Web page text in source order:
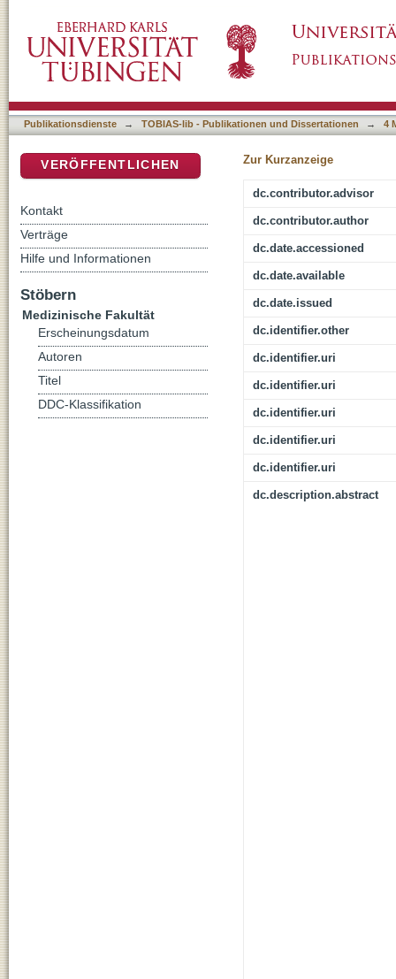
Außenmembran von Pseudomonas
Publikationsdienste → TOBIAS-lib - Publikationen und Dissertationen → 4
Zur Kurzanzeige
dc.contributor.advisor
dc.contributor.author
dc.date.accessioned
dc.date.available
dc.date.issued
dc.identifier.other
dc.identifier.uri
dc.identifier.uri
dc.identifier.uri
dc.identifier.uri
dc.identifier.uri
dc.description.abstract
VERÖFFENTLICHEN
Kontakt
Verträge
Hilfe und Informationen
Stöbern
Medizinische Fakultät
Erscheinungsdatum
Autoren
Titel
DDC-Klassifikation